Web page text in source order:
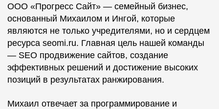
ООО «Прогресс Сайт» — семейный бизнес,
основанный Михаилом и Ингой, которые
являются не только учредителями, но и сердцем
ресурса seomi.ru. Главная цель нашей команды
— SEO продвижение сайтов, создание
эффективных решений и достижение высоких
позиций в результатах ранжирования.
Михаил отвечает за программирование и